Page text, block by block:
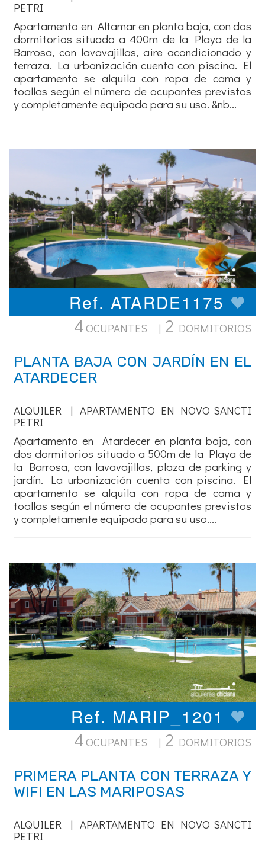
PETRI
Apartamento en Altamar en planta baja, con dos
dormitorios situado a 400m de la Playa de la
Barrosa, con lavavajillas, aire acondicionado y
terraza. La urbanización cuenta con piscina. El
apartamento se alquila con ropa de cama y
toallas según el número de ocupantes previstos
y completamente equipado para su uso. &nb...
Ref. ATARDE1175
4 OCUPANTES | 2 DORMITORIOS
PLANTA BAJA CON JARDÍN EN EL
ATARDECER
ALQUILER | APARTAMENTO EN NOVO SANCTI
PETRI
Apartamento en Atardecer en planta baja, con
dos dormitorios situado a 500m de la Playa de
la Barrosa, con lavavajillas, plaza de parking y
jardín. La urbanización cuenta con piscina. El
apartamento se alquila con ropa de cama y
toallas según el número de ocupantes previstos
y completamente equipado para su uso....
Ref. MARIP_1201
4 OCUPANTES | 2 DORMITORIOS
PRIMERA PLANTA CON TERRAZA Y
WIFI EN LAS MARIPOSAS
ALQUILER | APARTAMENTO EN NOVO SANCTI
PETRI